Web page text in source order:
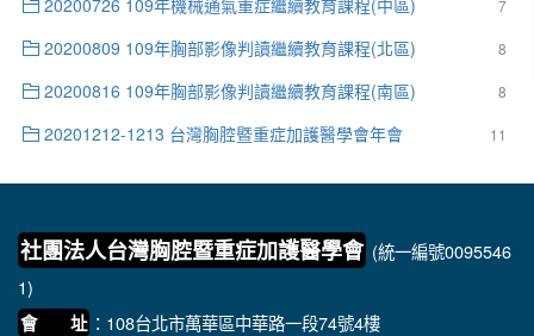
7
20200726 109年機械通氣重症繼續教育課程(中區)
8
20200809 109年胸部影像判讀繼續教育課程(北區)
8
20200816 109年胸部影像判讀繼續教育課程(南區)
11
20201212-1213 台灣胸腔暨重症加護醫學會年會
社團法人台灣胸腔暨重症加護醫學會 (統一編號0095546
1)
會 址 ：108台北市萬華區中華路一段74號4樓